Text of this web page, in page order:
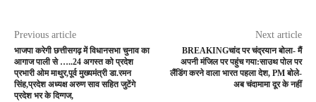
Previous article
भाजपा करेगी छत्तीसगढ़ में विधानसभा चुनाव का
आगाज पाली से …..24 अगस्त को प्रदेश
प्रभारी ओम माथुर,पूर्व मुख्यमंत्री डा.रमन
सिंह,प्रदेश अध्यक्ष अरुण साव सहित जुटेंगे
प्रदेश भर के दिग्गज,
Next article
BREAKINGचांद पर चंद्रयान बोला- मैं
अपनी मंजिल पर पहुंच गया:साउथ पोल पर
लैंडिंग करने वाला भारत पहला देश, PM बोले-
अब चंदामामा दूर के नहीं